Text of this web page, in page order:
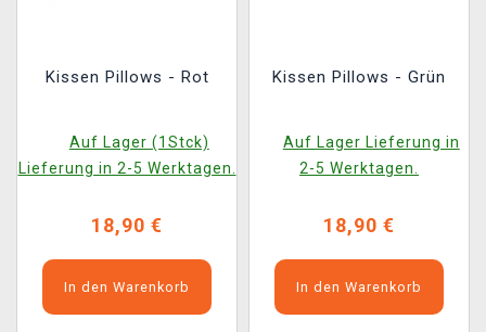
Kissen Pillows - Rot
Auf Lager (1Stck)
Lieferung in 2-5 Werktagen.
18,90 €
In den Warenkorb
Kissen Pillows - Grün
Auf Lager Lieferung in
2-5 Werktagen.
18,90 €
In den Warenkorb